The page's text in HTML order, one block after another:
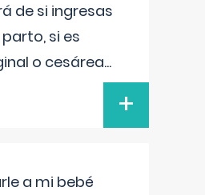
de si ingresas
si es
o cesárea...
+
a mi bebé